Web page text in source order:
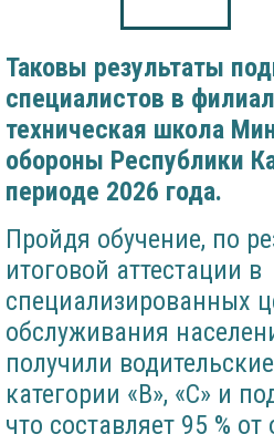
Таковы результаты
специалистов в
техническая школа
обороны Республики
периоде 2026 года.
Пройдя обучение, по
итоговой аттестации в
специализированных
обслуживания
получили
категории «В», «С» и
что составляет 95 %